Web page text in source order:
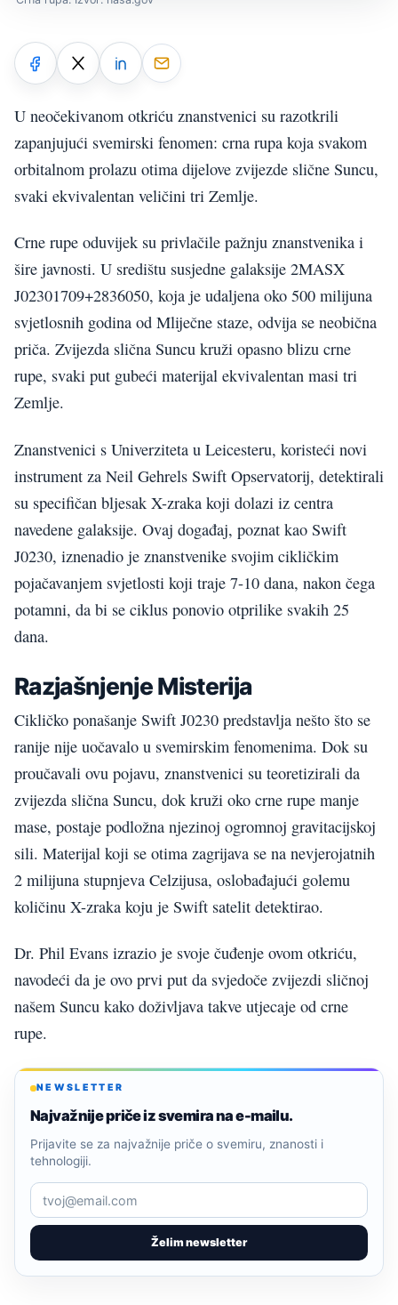
U neočekivanom otkriću znanstvenici su razotkrili
zapanjujući svemirski fenomen: crna rupa koja svakom
orbitalnom prolazu otima dijelove zvijezde slične Suncu,
svaki ekvivalentan veličini tri Zemlje.
Crne rupe oduvijek su privlačile pažnju znanstvenika i
šire javnosti. U središtu susjedne galaksije 2MASX
J02301709+2836050, koja je udaljena oko 500 milijuna
svjetlosnih godina od Mliječne staze, odvija se neobična
priča. Zvijezda slična Suncu kruži opasno blizu crne
rupe, svaki put gubeći materijal ekvivalentan masi tri
Zemlje.
Znanstvenici s Univerziteta u Leicesteru, koristeći novi
instrument za Neil Gehrels Swift Opservatorij, detektirali
su specifičan bljesak X-zraka koji dolazi iz centra
navedene galaksije. Ovaj događaj, poznat kao Swift
J0230, iznenadio je znanstvenike svojim cikličkim
pojačavanjem svjetlosti koji traje 7-10 dana, nakon čega
potamni, da bi se ciklus ponovio otprilike svakih 25
dana.
Razjašnjenje Misterija
Cikličko ponašanje Swift J0230 predstavlja nešto što se
ranije nije uočavalo u svemirskim fenomenima. Dok su
proučavali ovu pojavu, znanstvenici su teoretizirali da
zvijezda slična Suncu, dok kruži oko crne rupe manje
mase, postaje podložna njezinoj ogromnoj gravitacijskoj
sili. Materijal koji se otima zagrijava se na nevjerojatnih
2 milijuna stupnjeva Celzijusa, oslobađajući golemu
količinu X-zraka koju je Swift satelit detektirao.
Dr. Phil Evans izrazio je svoje čuđenje ovom otkriću,
navodeći da je ovo prvi put da svjedoče zvijezdi sličnoj
našem Suncu kako doživljava takve utjecaje od crne
rupe.
NEWSLETTER
Najvažnije priče iz svemira na e-mailu.
Želim newsletter
Prijavite se za najvažnije priče o svemiru, znanosti i
tehnologiji.